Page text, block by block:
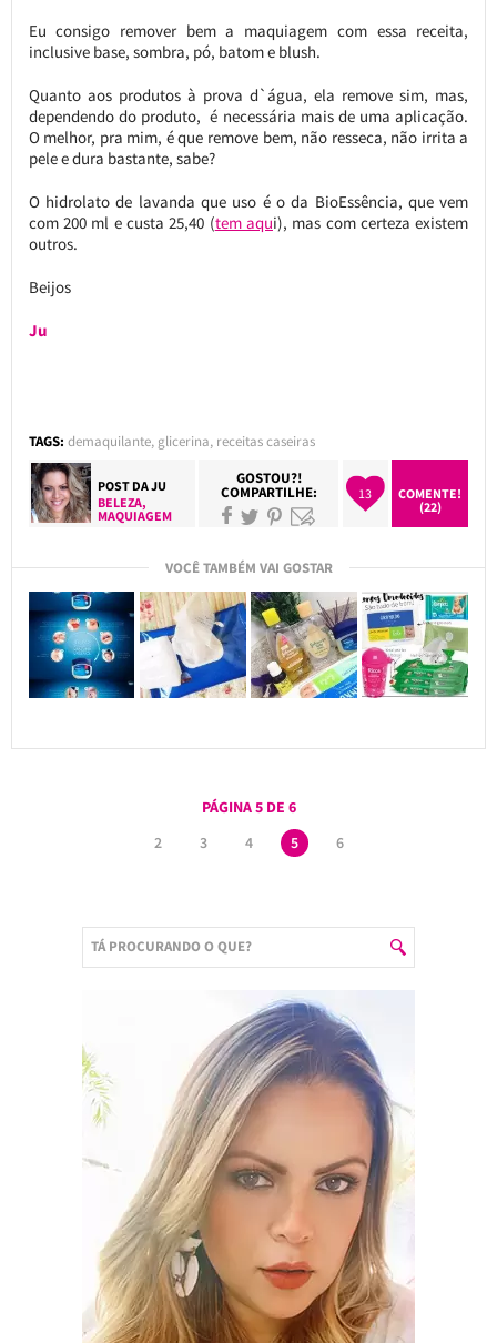
Eu consigo remover bem a maquiagem com essa receita,
inclusive base, sombra, pó, batom e blush.
Quanto aos produtos à prova d`água, ela remove sim, mas,
dependendo do produto, é necessária mais de uma aplicação.
O melhor, pra mim, é que remove bem, não resseca, não irrita a
pele e dura bastante, sabe?
O hidrolato de lavanda que uso é o da BioEssência, que vem
com 200 ml e custa 25,40 (tem aqui), mas com certeza existem
outros.
Beijos
Ju
TAGS: demaquilante, glicerina, receitas caseiras
POST DAJU
BELEZA,
MAQUIAGEM
GOSTOU?!
COMPARTILHE: 13
COMENTE!
(22)
VOCÊ TAMBÉM VAI GOSTAR
PÁGINA 5 DE 6
2
3 4 5 6